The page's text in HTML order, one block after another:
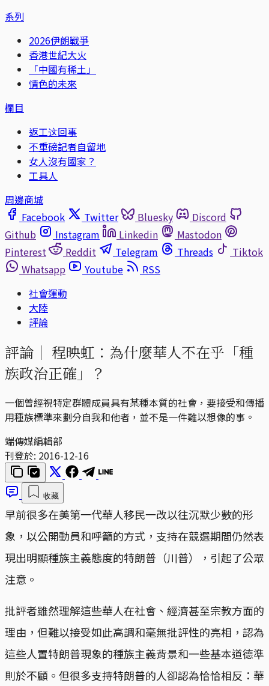
系列
2026伊朗戰爭
香港世紀大火
「中國有稀土」
情色的未來
欄目
返工这回事
不重磅記者自留地
女人沒有國家？
工具人
周邊商城
Facebook
Twitter Bluesky
Discord
Github
Instagram Linkedin
Mastodon
Pinterest
Reddit Telegram Threads
Tiktok
Whatsapp
Youtube
RSS
社會運動
大陸
評論
評論｜ 程映虹：為什麼華人不在乎「種
族政治正確」？
一個曾經視特定群體成員具有某種本質的社會，要接受和傳播
用種族標準來劃分自我和他者，並不是一件難以想像的事。
端傳媒編輯部
刊登於: 2016-12-16
收藏
早前很多在美第一代華人移民一改以往沉默少數的形
象，以公開動員和呼籲的方式，支持在競選期間仍然表
現出明顯種族主義態度的特朗普（川普），引起了公眾
注意。
批評者雖然理解這些華人在社會、經濟甚至宗教方面的
理由，但難以接受如此高調和毫無批評性的亮相，認為
這些人置特朗普現象的種族主義背景和一些基本道德準
則於不顧。但很多支持特朗普的人卻認為恰恰相反：華